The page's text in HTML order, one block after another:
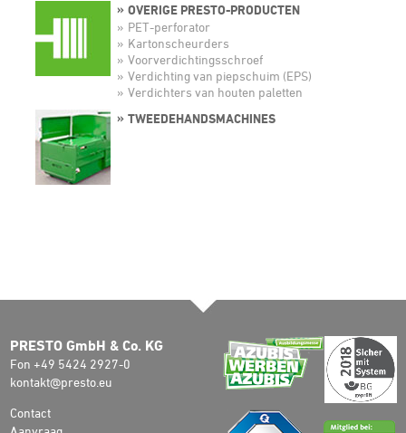
OVERIGE PRESTO-PRODUCTEN
PET-perforator
Kartonscheurders
Voorverdichtingsschroef
Verdichting van piepschuim (EPS)
Verdichters van houten paletten
TWEEDEHANDSMACHINES
PRESTO GmbH & Co. KG
Fon +49 5424 2927-0
kontakt@presto.eu
Contact